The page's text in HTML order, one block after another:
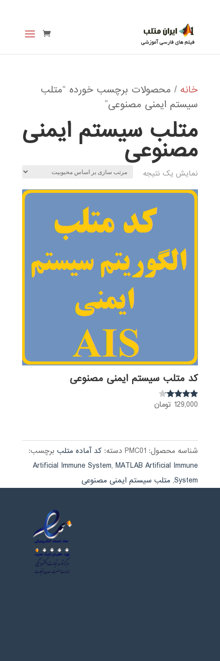
خانه / محصولات برچسب خورده “متلب
سیستم ایمنی مصنوعی”
متلب سیستم ایمنی
مصنوعی
نمایش یک نتیجه
کد متلب سیستم ایمنی مصنوعی
نمره
129,000 تومان
شناسه محصول: PMC01 دسته: کد آماده متلب برچسب:
Artificial Immune System,MATLAB Artificial Immune
System
, متلب سیستم ایمنی مصنوعی